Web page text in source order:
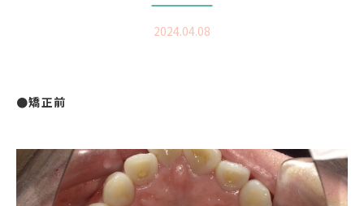
2024.04.08
●矯正前